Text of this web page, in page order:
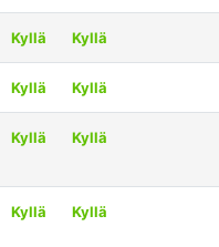
Kyllä Kyllä
Kyllä Kyllä
Kyllä Kyllä
Kyllä Kyllä